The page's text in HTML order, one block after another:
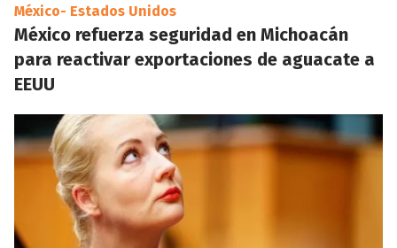
México- Estados Unidos
México refuerza seguridad en Michoacán
para reactivar exportaciones de aguacate a
EEUU